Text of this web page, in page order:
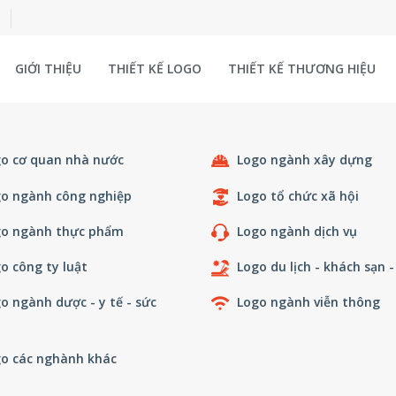
GIỚI THIỆU THIẾT KẾ LOGO THIẾT KẾ THƯƠNG HIỆU
cơ quan nhà nước Logo ngành xây dựng
ngành công nghiệp Logo tổ chức xã hội
ngành thực phẩm Logo ngành dịch vụ
công ty luật Logo du lịch - khách sạn
ngành dược - y tế - sức Logo ngành viễn thông
các nghành khác